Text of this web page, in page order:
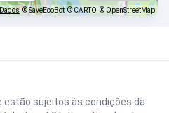
© SaveEcoBot © CARTO © OpenStreetMap
sujeitos às condições da